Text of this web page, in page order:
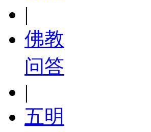
|
佛教
问答
|
五明